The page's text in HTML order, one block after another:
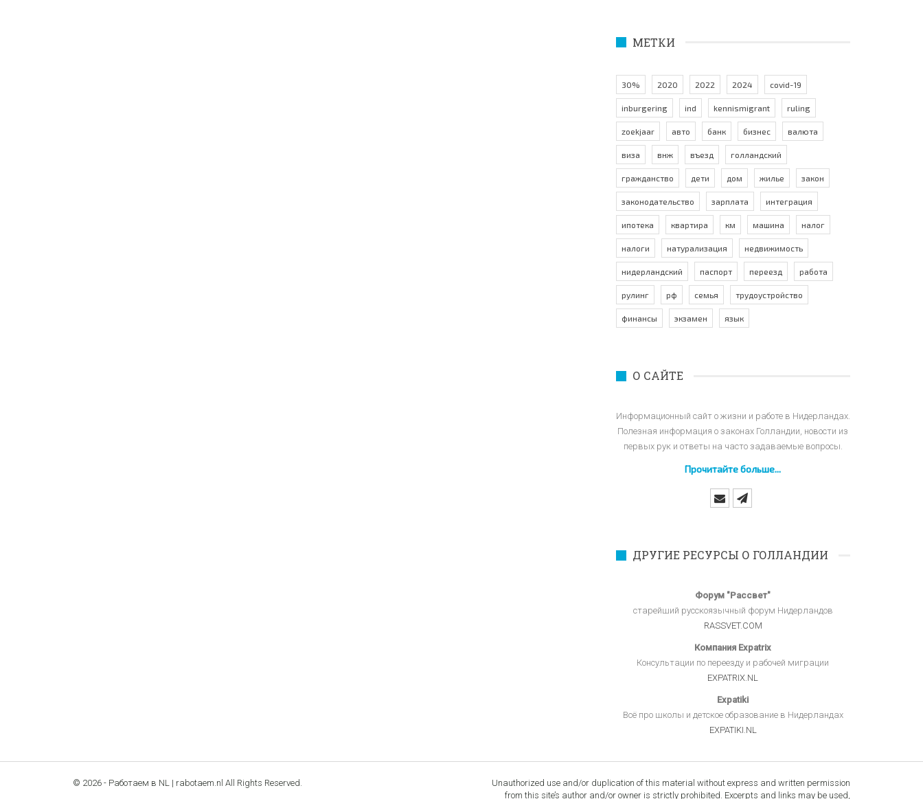
МЕТКИ
30% 2020 2022 2024 covid-19
inburgering ind kennismigrant ruling
zoekjaar авто банк бизнес валюта
виза внж въезд голландский
гражданство дети дом жилье закон
законодательство зарплата интеграция
ипотека квартира км машина налог
налоги натурализация недвижимость
нидерландский паспорт переезд работа
рулинг рф семья трудоустройство
финансы экзамен язык
О САЙТЕ
Информационный сайт о жизни и работе в Нидерландах.
Полезная информация о законах Голландии, новости из
первых рук и ответы на часто задаваемые вопросы.
Прочитайте больше...
ДРУГИЕ РЕСУРСЫ О ГОЛЛАНДИИ
Форум "Рассвет"
старейший русскоязычный форум Нидерландов
RASSVET.COM
Компания Expatrix
Консультации по переезду и рабочей миграции
EXPATRIX.NL
Expatiki
Всё про школы и детское образование в Нидерландах
EXPATIKI.NL
© 2026 - Работаем в NL | rabotaem.nl All Rights Reserved.
Unauthorized use and/or duplication of this material without express and written permission
from this site’s author and/or owner is strictly prohibited. Excerpts and links may be used,